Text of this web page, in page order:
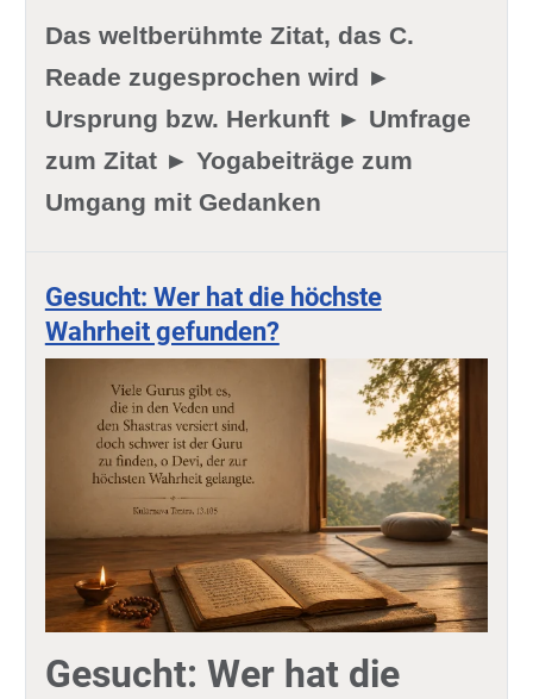
Das weltberühmte Zitat, das C.
Reade zugesprochen wird ►
Ursprung bzw. Herkunft ► Umfrage
zum Zitat ► Yogabeiträge zum
Umgang mit Gedanken
Gesucht: Wer hat die höchste
Wahrheit gefunden?
Gesucht: Wer hat die